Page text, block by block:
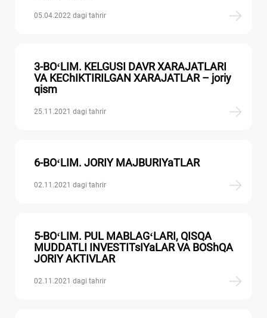
05.04.2022 dagi tahrir
3-BOʻLIM. KELGUSI DAVR XARAJATLARI
VA KEChIKTIRILGAN XARAJATLAR – joriy
qism
25.11.2021 dagi tahrir
6-BOʻLIM. JORIY MAJBURIYaTLAR
02.11.2021 dagi tahrir
5-BOʻLIM. PUL MABLAGʻLARI, QISQA
MUDDATLI INVESTITsIYaLAR VA BOShQA
JORIY AKTIVLAR
02.11.2021 dagi tahrir